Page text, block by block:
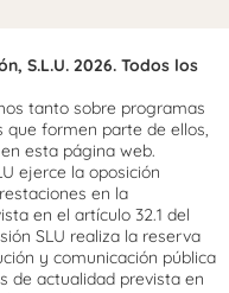
S.L.U. 2026. Todos los
tanto sobre programas
que formen parte de ellos,
esta página web.
ejerce la oposición
en la
en el artículo 32.1 del
SLU realiza la reserva
y comunicación pública
de actualidad prevista en